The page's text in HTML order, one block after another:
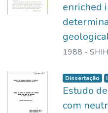
enriched
1988 -
Dissertação
Estudo
com